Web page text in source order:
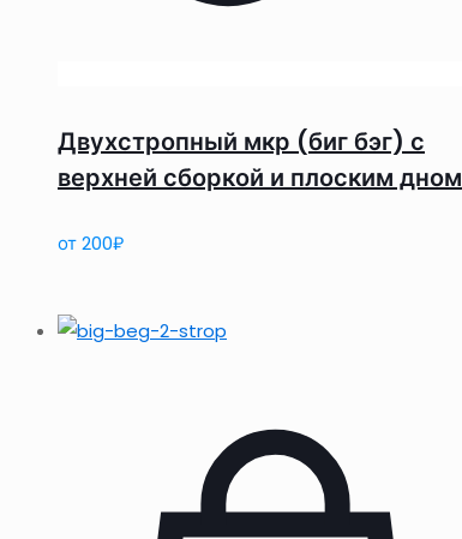
Двухстропный мкр (биг бэг) с
верхней сборкой и плоским дном
от200₽